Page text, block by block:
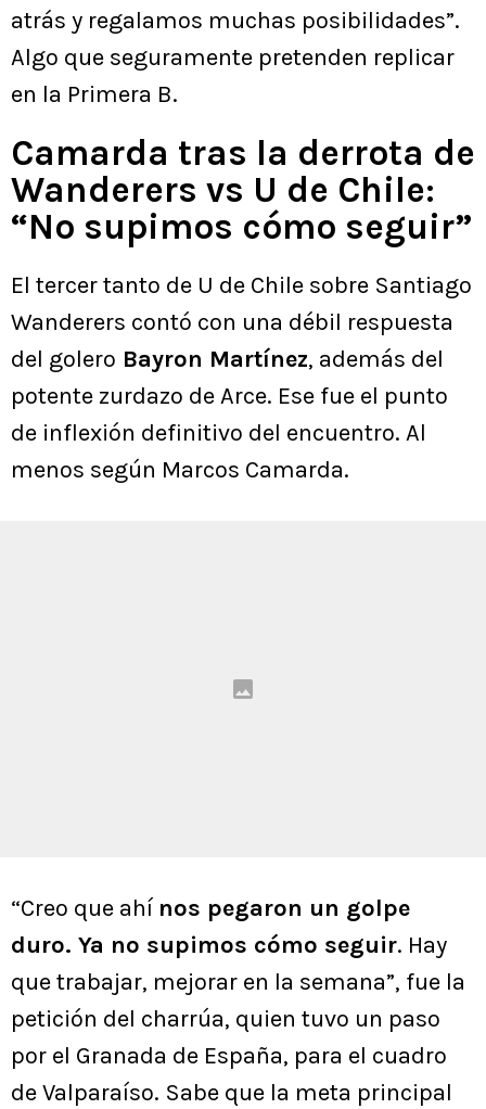
atrás y regalamos muchas posibilidades”.
Algo que seguramente pretenden replicar
en la Primera B.
Camarda tras la derrota de
Wanderers vs U de Chile:
“No supimos cómo seguir”
El tercer tanto de U de Chile sobre Santiago
Wanderers contó con una débil respuesta
del golero Bayron Martínez, además del
potente zurdazo de Arce. Ese fue el punto
de inflexión definitivo del encuentro. Al
menos según Marcos Camarda.
“Creo que ahí nos pegaron un golpe
duro. Ya no supimos cómo seguir. Hay
que trabajar, mejorar en la semana”, fue la
petición del charrúa, quien tuvo un paso
por el Granada de España, para el cuadro
de Valparaíso. Sabe que la meta principal